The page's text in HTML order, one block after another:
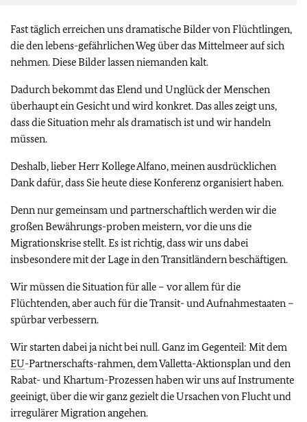
Fast täglich erreichen uns dramatische Bilder von Flüchtlingen,
die den lebens-gefährlichen Weg über das Mittelmeer auf sich
nehmen. Diese Bilder lassen niemanden kalt.
Dadurch bekommt das Elend und Unglück der Menschen
überhaupt ein Gesicht und wird konkret. Das alles zeigt uns,
dass die Situation mehr als dramatisch ist und wir handeln
müssen.
Deshalb, lieber Herr Kollege Alfano, meinen ausdrücklichen
Dank dafür, dass Sie heute diese Konferenz organisiert haben.
Denn nur gemeinsam und partnerschaftlich werden wir die
großen Bewährungs-proben meistern, vor die uns die
Migrationskrise stellt. Es ist richtig, dass wir uns dabei
insbesondere mit der Lage in den Transitländern beschäftigen.
Wir müssen die Situation für alle – vor allem für die
Flüchtenden, aber auch für die Transit- und Aufnahmestaaten –
spürbar verbessern.
Wir starten dabei ja nicht bei null. Ganz im Gegenteil: Mit dem
EU-Partnerschafts-rahmen, dem Valletta-Aktionsplan und den
Rabat- und Khartum-Prozessen haben wir uns auf Instrumente
geeinigt, über die wir ganz gezielt die Ursachen von Flucht und
irregulärer Migration angehen.